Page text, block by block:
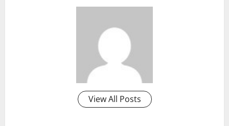
View All Posts